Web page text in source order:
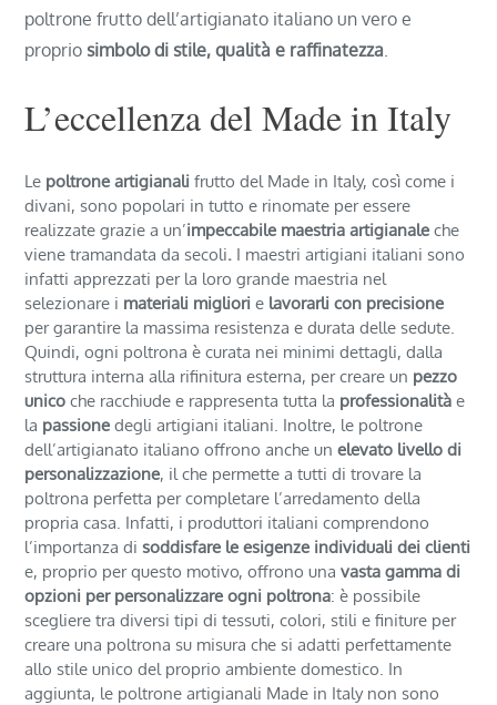
poltrone frutto dell’artigianato italiano un vero e
proprio simbolo di stile, qualità e raffinatezza
L’eccellenza del Made in Italy
Le poltrone artigianali frutto del Made in Italy, così come i
divani, sono popolari in tutto e rinomate per essere
realizzate grazie a un’impeccabile maestria artigianaleche
viene tramandata da secoli. I maestri artigiani italiani sono
infatti apprezzati per la loro grande maestria nel
selezionare i materiali migliorie lavorarli con precisione
per garantire la massima resistenza e durata delle sedute.
Quindi, ogni poltrona è curata nei minimi dettagli, dalla
struttura interna alla rifinitura esterna, per creare un pezzo
unico che racchiude e rappresenta tutta la professionalità e
la passione degli artigiani italiani. Inoltre, le poltrone
dell’artigianato italiano offrono anche unelevato livello di
personalizzazione, il che permette a tutti di trovare la
poltrona perfetta per completare l’arredamento della
propria casa. Infatti, i produttori italiani comprendono
l’importanza disoddisfare le esigenze individuali dei clienti
e, proprio per questo motivo, offrono unavasta gamma di
opzioni per personalizzare ogni poltrona: è possibile
scegliere tra diversi tipi di tessuti, colori, stili e finiture per
creare una poltrona su misura che si adatti perfettamente
allo stile unico del proprio ambiente domestico. In
aggiunta, le poltrone artigianali Made in Italy non sono